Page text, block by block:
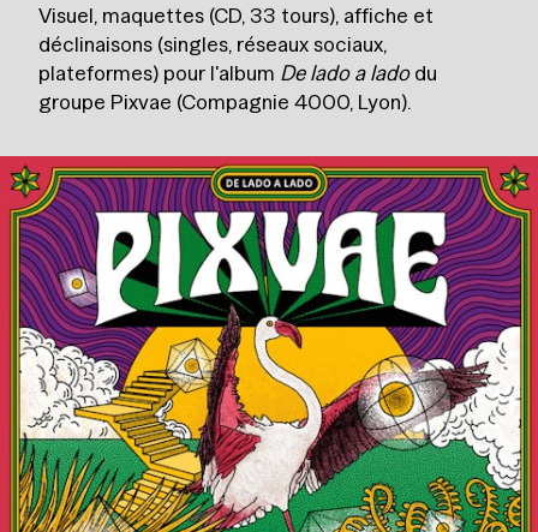
Visuel, maquettes (CD, 33 tours), affiche et
déclinaisons (singles, réseaux sociaux,
plateformes) pour l'album De lado a ladodu
groupe Pixvae (Compagnie 4000, Lyon).